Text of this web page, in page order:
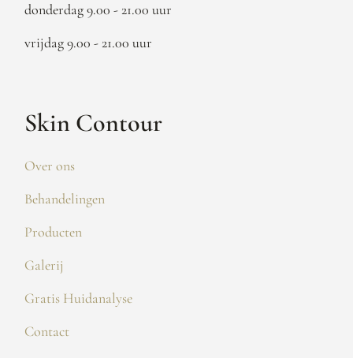
donderdag 9.00 - 21.00 uur
vrijdag 9.00 - 21.00 uur
Skin Contour
Over ons
Behandelingen
Producten
Galerij
Gratis Huidanalyse
Contact